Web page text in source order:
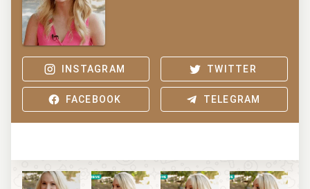
INSTAGRAM TWITTER
FACEBOOK TELEGRAM